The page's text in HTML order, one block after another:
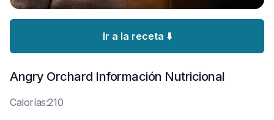
Ir a la receta ⬇️
Angry Orchard Información Nutricional
Calorías:210